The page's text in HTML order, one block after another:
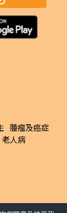
腫瘤及癌症
老人病